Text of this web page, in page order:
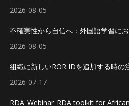
2026-08-05
不確実性から自信へ：外国語学習に
2026-08-05
組織に新しいROR IDを追加する時の
2026-07-17
RDA_Webinar_RDA toolkit for